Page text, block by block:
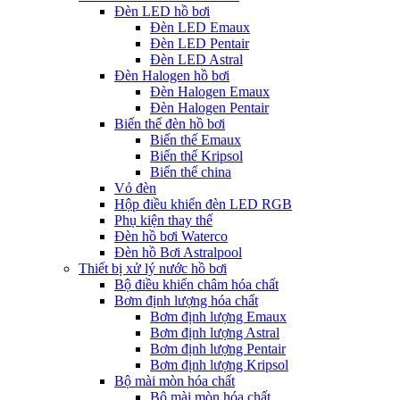
Đèn LED hồ bơi
Đèn LED Emaux
Đèn LED Pentair
Đèn LED Astral
Đèn Halogen hồ bơi
Đèn Halogen Emaux
Đèn Halogen Pentair
Biến thế đèn hồ bơi
Biến thế Emaux
Biến thế Kripsol
Biến thế china
Vỏ đèn
Hộp điều khiển đèn LED RGB
Phụ kiện thay thế
Đèn hồ bơi Waterco
Đèn hồ Bơi Astralpool
Thiết bị xử lý nước hồ bơi
Bộ điều khiển châm hóa chất
Bơm định lượng hóa chất
Bơm định lượng Emaux
Bơm định lượng Astral
Bơm định lượng Pentair
Bơm định lượng Kripsol
Bộ mài mòn hóa chất
Bộ mài mòn hóa chất